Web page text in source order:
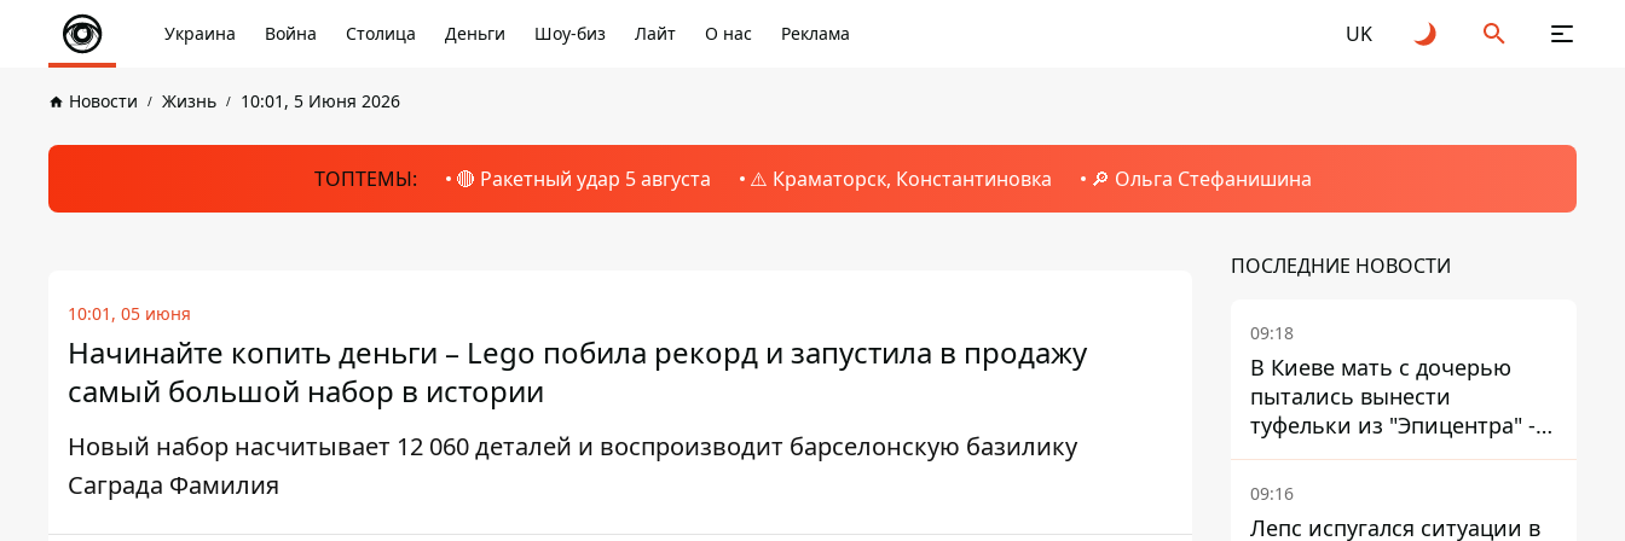
Украина Война Столица Деньги Шоу-биз Лайт О нас Реклама UK
Новости Жизнь 10:01, 5 Июня 2026
ТОПТЕМЫ: 🔴 Ракетный удар 5 августа ⚠️ Краматорск, Константиновка 🔎 Ольга Стефанишина
10:01, 05 июня
Начинайте копить деньги – Lego побила рекорд и запустила в продажу
самый большой набор в истории
Новый набор насчитывает 12 060 деталей и воспроизводит барселонскую базилику
Саграда Фамилия
ПОСЛЕДНИЕ НОВОСТИ
09:18
В Киеве мать с дочерью
пытались вынести
туфельки из "Эпицентра" -
суд вынес приговор
09:16
Лепс испугался ситуации в